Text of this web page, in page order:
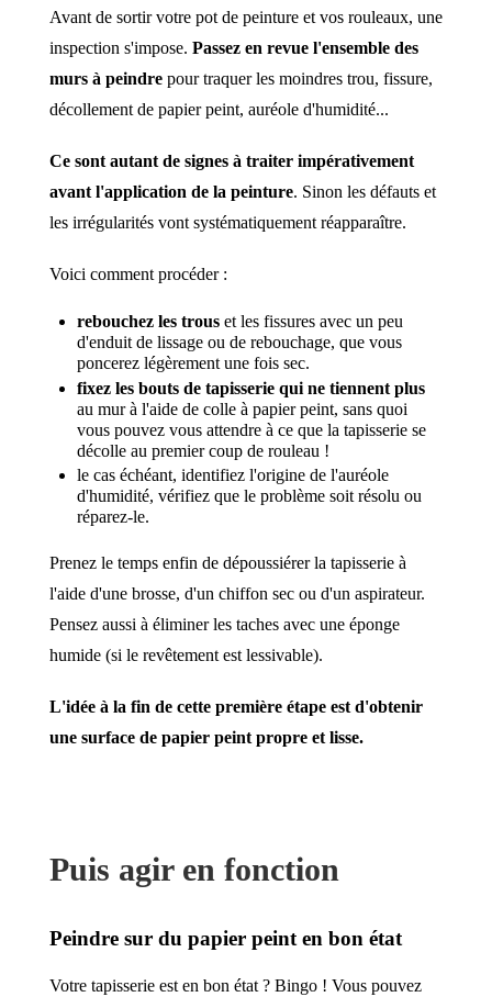
Avant de sortir votre pot de peinture et vos rouleaux, une
inspection s'impose. Passez en revue l'ensemble des
murs à peindrepour traquer les moindres trou, fissure,
décollement de papier peint, auréole d'humidité...
Ce sont autant de signes à traiter impérativement
avant l'application de la peinture. Sinon les défauts et
les irrégularités vont systématiquement réapparaître.
Voici comment procéder :
rebouchez les trouset les fissures avec un peu
d'enduit de lissage ou de rebouchage, que vous
poncerez légèrement une fois sec.
fixez les bouts de tapisserie qui ne tiennent plus
au mur à l'aide de colle à papier peint, sans quoi
vous pouvez vous attendre à ce que la tapisserie se
décolle au premier coup de rouleau !
le cas échéant, identifiez l'origine de l'auréole
d'humidité, vérifiez que le problème soit résolu ou
réparez-le.
Prenez le temps enfin de dépoussiérer la tapisserie à
l'aide d'une brosse, d'un chiffon sec ou d'un aspirateur.
Pensez aussi à éliminer les taches avec une éponge
humide (si le revêtement est lessivable).
L'idée à la fin de cette première étape est d'obtenir
une surface de papier peint propre et lisse.
Puis agir en fonction
Peindre sur du papier peint en bon état
Votre tapisserie est en bon état ? Bingo ! Vous pouvez